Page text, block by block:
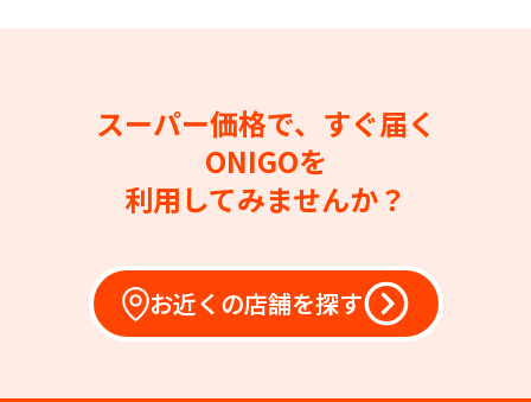
スーパー価格で、すぐ届く
ONIGOを
利用してみませんか？
お近くの店舗を探す